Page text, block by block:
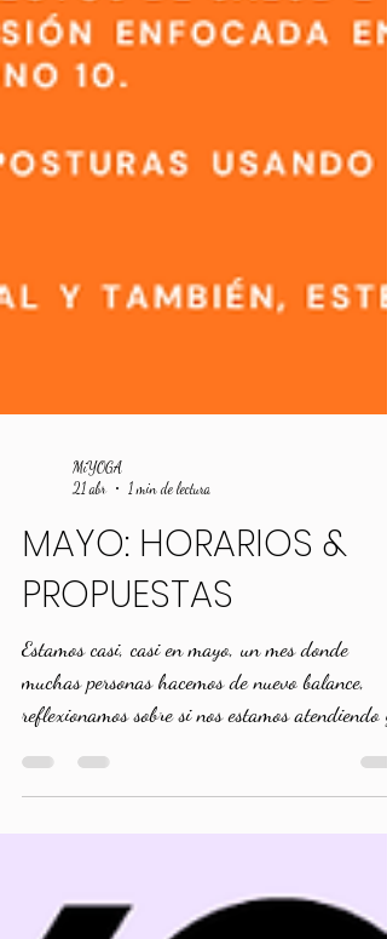
21 abr
1 min de lectura
MAYO: HORARIOS &
PROPUESTAS
Estamos casi, casi en mayo, un mes donde
muchas personas hacemos de nuevo balance,
reflexionamos sobre si nos estamos atendiendo y
cuidando lo suficiente, vemos la posibilidad de
medicamento plivalente ya lo concoes: